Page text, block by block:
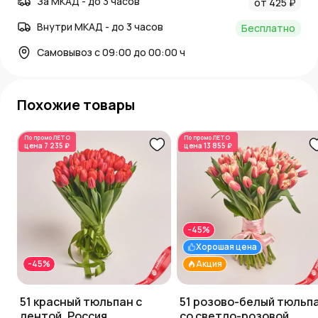
Внутри МКАД - до 3 часов
Бесплатно
Самовывоз с 09:00 до 00:00 ч
Похожие товары
По промоЛЕТО
цена 7 235 ₽
-45%
51 красный тюльпан с
По промоЛЕТО
цена 13 855 ₽
Акция
Хорошая цена
-45%
51 розово-белый